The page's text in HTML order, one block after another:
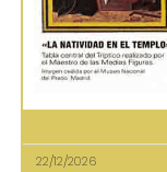
22/12/2026